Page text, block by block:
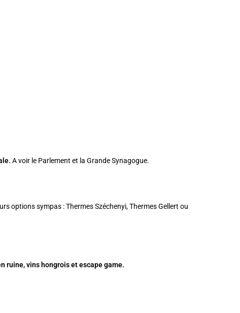
A voir le Parlement et laGrande Synagogue.
options sympas :Thermes Széchenyi,Thermes Gellert ou
ruine,vins hongroiset escape game.